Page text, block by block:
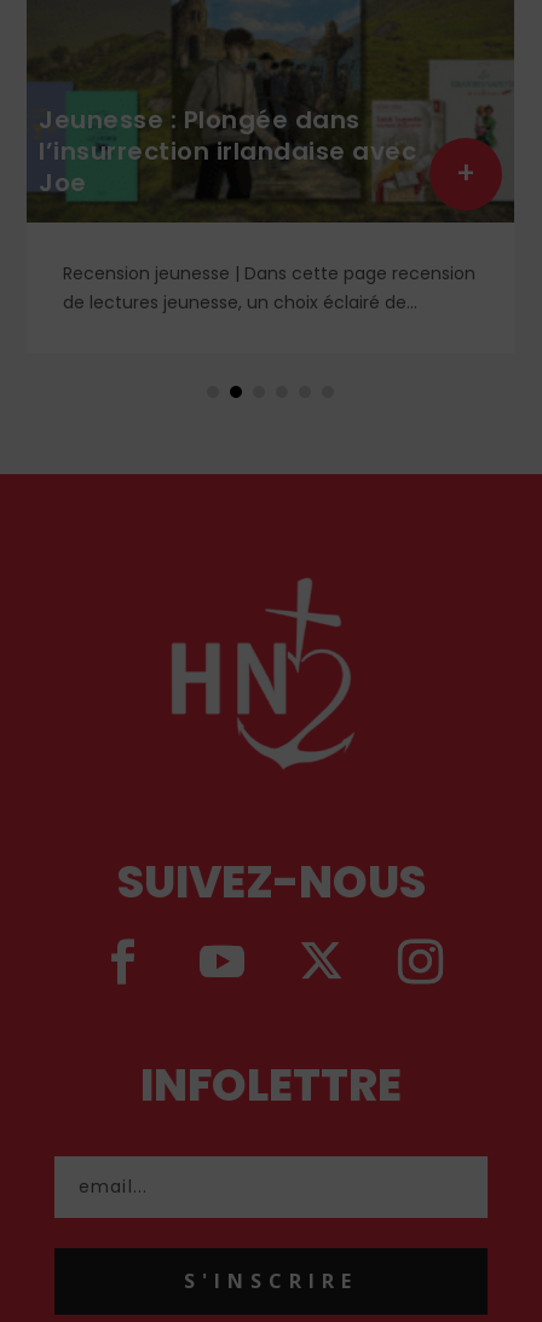
Jeunesse : Plongée dans
l’insurrection irlandaise avec
Joe
Recension jeunesse | Dans cette page recension
de lectures jeunesse, un choix éclairé de
+
SUIVEZ-NOUS
INFOLETTRE
S'INSCRIRE